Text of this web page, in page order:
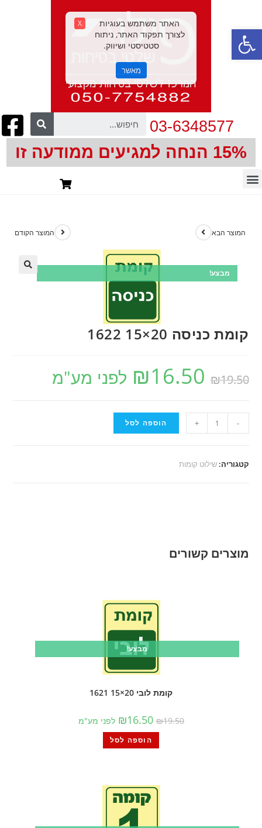
פתח סרגל נגישות
03-6348577
15% הנחה למגיעים ממודעה זו
מבצע!
המוצר הקודם המוצר הבא
קומת כניסה 20×15 1622
₪19.50
₪16.50 לפני מע"מ
-
+ הוספה לסל
קטגוריה:שילוט קומות
מוצרים קשורים
מבצע!
קומת לובי 20×15 1621
₪19.50
₪16.50 לפני מע"מ
הוספה לסל
X
האתר משתמש בעוגיות
לצורך תפקוד האתר, ניתוח
סטטיסטי ושיווק.
מאשר